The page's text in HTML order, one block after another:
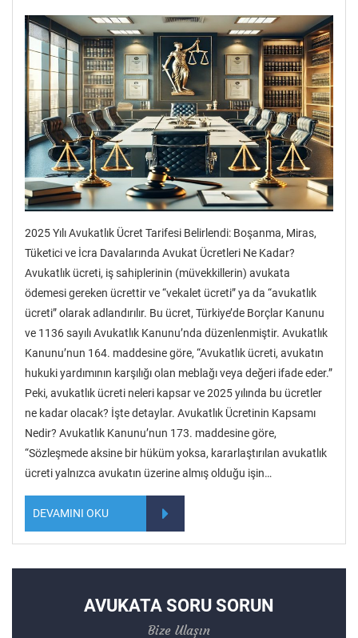
2025 Yılı Avukatlık Ücret Tarifesi Belirlendi: Boşanma, Miras,
Tüketici ve İcra Davalarında Avukat Ücretleri Ne Kadar?
Avukatlık ücreti, iş sahiplerinin (müvekkillerin) avukata
ödemesi gereken ücrettir ve “vekalet ücreti” ya da “avukatlık
ücreti” olarak adlandırılır. Bu ücret, Türkiye’de Borçlar Kanunu
ve 1136 sayılı Avukatlık Kanunu’nda düzenlenmiştir. Avukatlık
Kanunu’nun 164. maddesine göre, “Avukatlık ücreti, avukatın
hukuki yardımının karşılığı olan meblağı veya değeri ifade eder.”
Peki, avukatlık ücreti neleri kapsar ve 2025 yılında bu ücretler
ne kadar olacak? İşte detaylar. Avukatlık Ücretinin Kapsamı
Nedir? Avukatlık Kanunu’nun 173. maddesine göre,
“Sözleşmede aksine bir hüküm yoksa, kararlaştırılan avukatlık
ücreti yalnızca avukatın üzerine almış olduğu işin…
DEVAMINI OKU
AVUKATA SORU SORUN
Bize Ulaşın